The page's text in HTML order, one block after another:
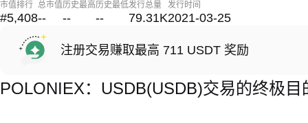
市值排行
#5,408
总市值
--
历史最高
--
历史最低
--
发行总量
79.31K
发行时间
2021-03-25
注册交易赚取最高 711 USDT 奖励
POLONIEX：USDB(USDB)交易的终极目